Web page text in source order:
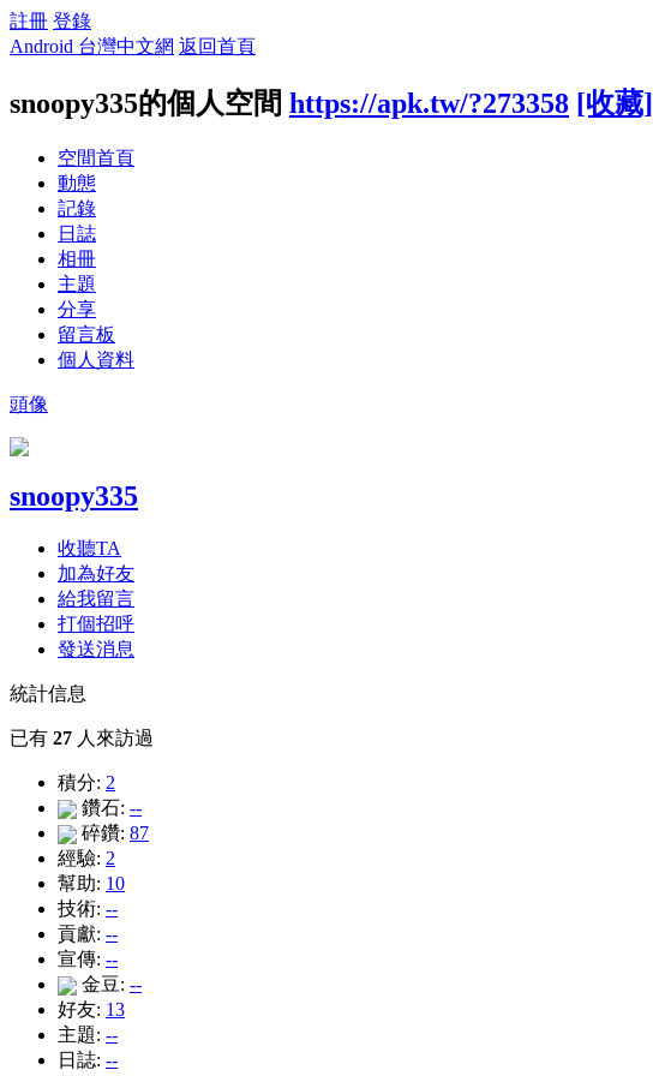
註冊 登錄
Android 台灣中文網 返回首頁
snoopy335的個人空間 https://apk.tw/?273358 [收藏]
空間首頁
動態
記錄
日誌
相冊
主題
分享
留言板
個人資料
頭像
snoopy335
收聽TA
加為好友
給我留言
打個招呼
發送消息
統計信息
已有 27 人來訪過
積分: 2
鑽石: --
碎鑽: 87
經驗: 2
幫助: 10
技術: --
貢獻: --
宣傳: --
金豆: --
好友: 13
主題: --
日誌: --